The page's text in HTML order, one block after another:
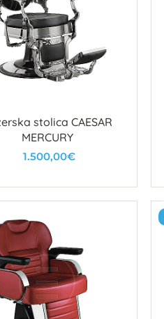
stolica CAESAR
MERCURY
1.500,00€
U košaricu